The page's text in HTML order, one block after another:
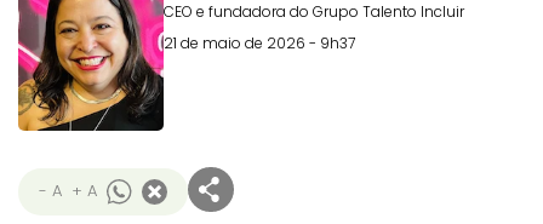
CEO e fundadora do Grupo Talento Incluir
21 de maio de 2026 - 9h37
- A + A